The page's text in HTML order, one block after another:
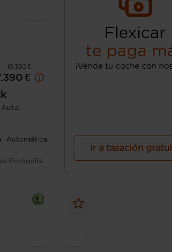
19.390 €
€
Automática
Európolis
Flexicar
te paga
¡Vende tu coche con
Ir a tasación